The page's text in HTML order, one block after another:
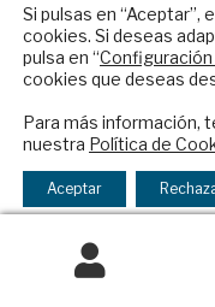
Grupo editorial
análisis
Buscar
Si pulsas en
cookies. Si deseas
pulsa en “
cookies que deseas
Para más información,
nuestra Política de
Aceptar
internacional
Checkbox
acepto
la
política
de
política de